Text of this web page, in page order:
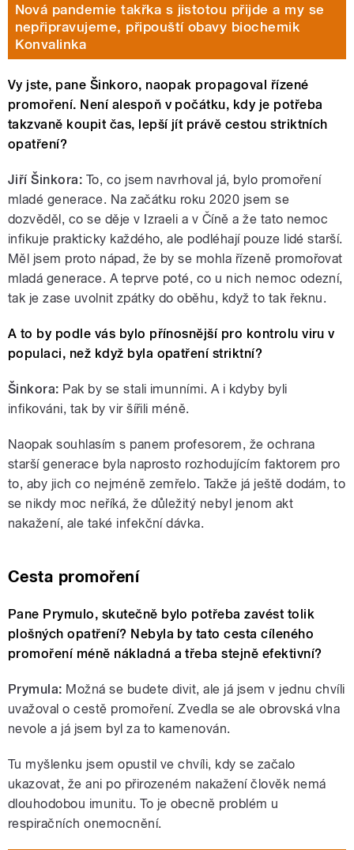
Nová pandemie takřka s jistotou přijde a my se
nepřipravujeme, připouští obavy biochemik
Konvalinka
Vy jste, pane Šinkoro, naopak propagoval řízené
promoření. Není alespoň v počátku, kdy je potřeba
takzvaně koupit čas, lepší jít právě cestou striktních
opatření?
Jiří Šinkora: To, co jsem navrhoval já, bylo promoření
mladé generace. Na začátku roku 2020 jsem se
dozvěděl, co se děje v Izraeli a v Číně a že tato nemoc
infikuje prakticky každého, ale podléhají pouze lidé starší.
Měl jsem proto nápad, že by se mohla řízeně promořovat
mladá generace. A teprve poté, co u nich nemoc odezní,
tak je zase uvolnit zpátky do oběhu, když to tak řeknu.
A to by podle vás bylo přínosnější pro kontrolu viru v
populaci, než když byla opatření striktní?
Šinkora: Pak by se stali imunními. A i kdyby byli
infikováni, tak by vir šířili méně.
Naopak souhlasím s panem profesorem, že ochrana
starší generace byla naprosto rozhodujícím faktorem pro
to, aby jich co nejméně zemřelo. Takže já ještě dodám, to
se nikdy moc neříká, že důležitý nebyl jenom akt
nakažení, ale také infekční dávka.
Cesta promoření
Pane Prymulo, skutečně bylo potřeba zavést tolik
plošných opatření? Nebyla by tato cesta cíleného
promoření méně nákladná a třeba stejně efektivní?
Prymula: Možná se budete divit, ale já jsem v jednu chvíli
uvažoval o cestě promoření. Zvedla se ale obrovská vlna
nevole a já jsem byl za to kamenován.
Tu myšlenku jsem opustil ve chvíli, kdy se začalo
ukazovat, že ani po přirozeném nakažení člověk nemá
dlouhodobou imunitu.To je obecně problém u
respiračních onemocnění.